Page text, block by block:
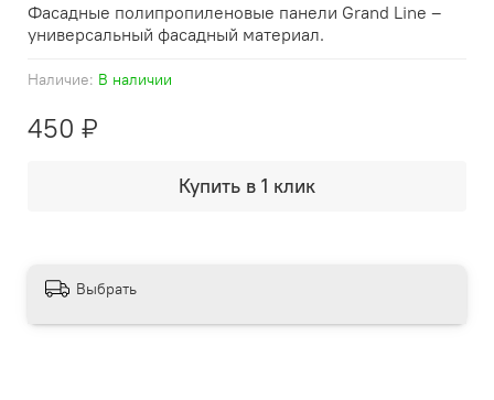
Наличие: В наличии
450 ₽
Купить в 1 клик
Фасадные полипропиленовые панели Grand Line –
универсальный фасадный материал.
Выбрать